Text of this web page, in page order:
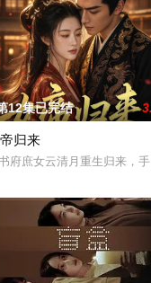
名媛小姐傅庭芸，被迫
，林知夏忽然对他说：“
12集已完结
归来
府庶女云清月重生归来，